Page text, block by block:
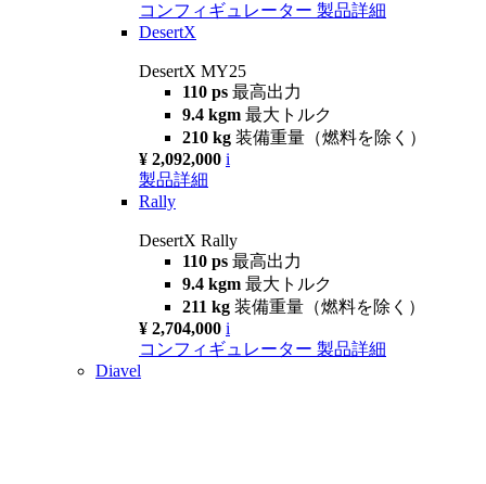
コンフィギュレーター 製品詳細
DesertX
DesertX MY25
110 ps 最高出力
9.4 kgm 最大トルク
210 kg 装備重量（燃料を除く）
¥ 2,092,000 i
製品詳細
Rally
DesertX Rally
110 ps 最高出力
9.4 kgm 最大トルク
211 kg 装備重量（燃料を除く）
¥ 2,704,000 i
コンフィギュレーター 製品詳細
Diavel